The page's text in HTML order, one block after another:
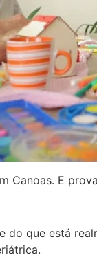
Canoas. E
que está